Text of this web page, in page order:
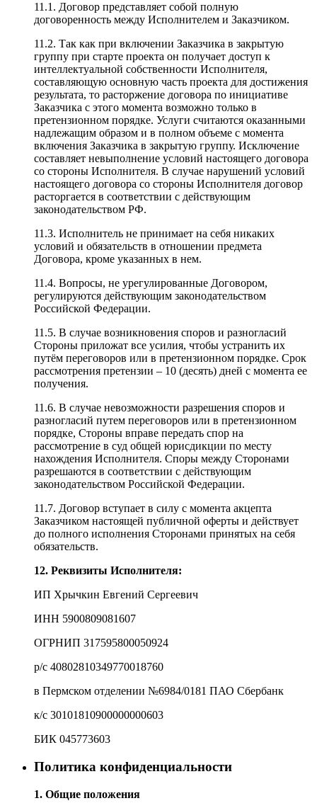
11.1. Договор представляет собой полную
договоренность между Исполнителем и Заказчиком.
11.2. Так как при включении Заказчика в закрытую
группу при старте проекта он получает доступ к
интеллектуальной собственности Исполнителя,
составляющую основную часть проекта для достижения
результата, то расторжение договора по инициативе
Заказчика с этого момента возможно только в
претензионном порядке. Услуги считаются оказанными
надлежащим образом и в полном объеме с момента
включения Заказчика в закрытую группу. Исключение
составляет невыполнение условий настоящего договора
со стороны Исполнителя. В случае нарушений условий
настоящего договора со стороны Исполнителя договор
расторгается в соответствии с действующим
законодательством РФ.
11.3. Исполнитель не принимает на себя никаких
условий и обязательств в отношении предмета
Договора, кроме указанных в нем.
11.4. Вопросы, не урегулированные Договором,
регулируются действующим законодательством
Российской Федерации.
11.5. В случае возникновения споров и разногласий
Стороны приложат все усилия, чтобы устранить их
путём переговоров или в претензионном порядке. Срок
рассмотрения претензии – 10 (десять) дней с момента ее
получения.
11.6. В случае невозможности разрешения споров и
разногласий путем переговоров или в претензионном
порядке, Стороны вправе передать спор на
рассмотрение в суд общей юрисдикции по месту
нахождения Исполнителя. Споры между Сторонами
разрешаются в соответствии с действующим
законодательством Российской Федерации.
11.7. Договор вступает в силу с момента акцепта
Заказчиком настоящей публичной оферты и действует
до полного исполнения Сторонами принятых на себя
обязательств.
12. Реквизиты Исполнителя:
ИП Хрычкин Евгений Сергеевич
ИНН 5900809081607
ОГРНИП 317595800050924
р/с 40802810349770018760
в Пермском отделении №6984/0181 ПАО Сбербанк
к/с 30101810900000000603
БИК 045773603
Политика конфиденциальности
1. Общие положения